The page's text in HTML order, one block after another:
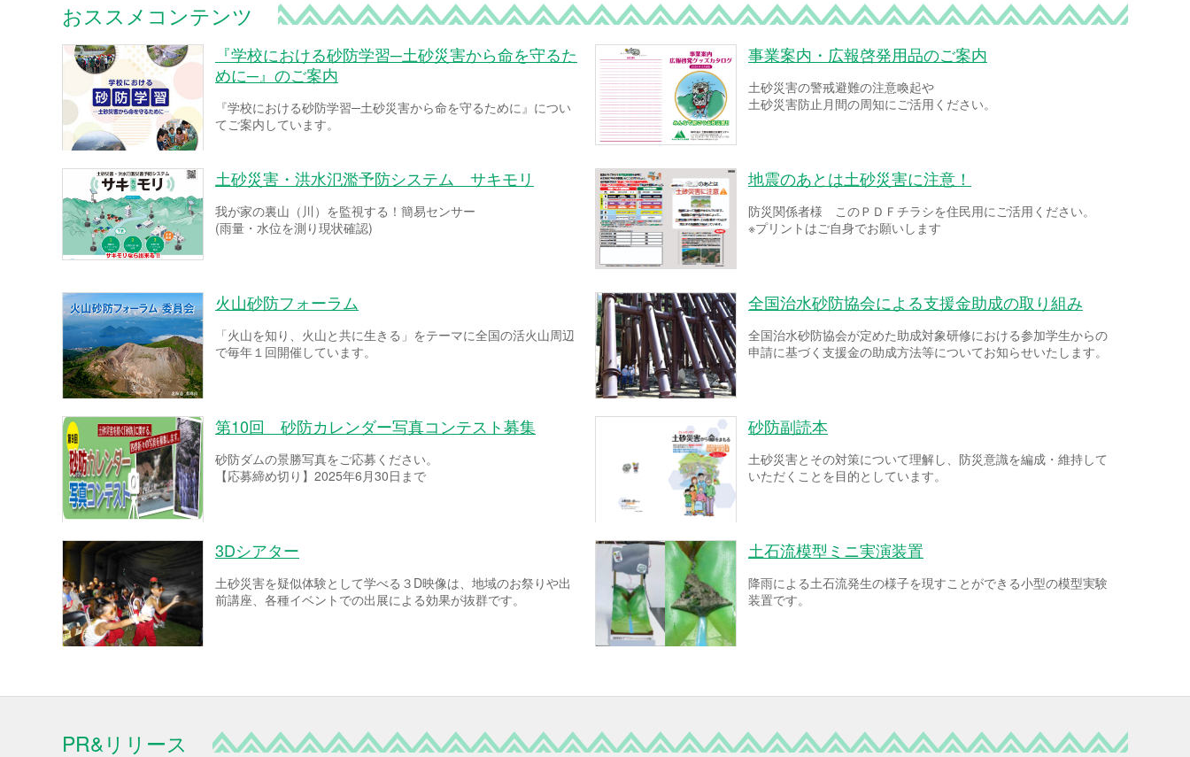
おススメコンテンツ
『学校における砂防学習─土砂災害から命を守るた
めに─』のご案内
『学校における砂防学習─土砂災害から命を守るために』につい
てご案内しています。
事業案内・広報啓発用品のご案内
土砂災害の警戒避難の注意喚起や
土砂災害防止月間の周知にご活用ください。
土砂災害・洪水氾濫予防システム サキモリ
我が家の裏山（川）を監視する！簡易センサー
(雨量・水位を測り現状確認)
地震のあとは土砂災害に注意！
防災関係者様 このＰＤＦチラシを住民用にご活用ください。
※プリントはご自身でお願いします
火山砂防フォーラム
「火山を知り、火山と共に生きる」をテーマに全国の活火山周辺
で毎年１回開催しています。
全国治水砂防協会による支援金助成の取り組み
全国治水砂防協会が定めた助成対象研修における参加学生からの
申請に基づく支援金の助成方法等についてお知らせいたします。
第10回 砂防カレンダー写真コンテスト募集
砂防ダムの景勝写真をご応募ください。
【応募締め切り】2025年6月30日まで
砂防副読本
土砂災害とその対策について理解し、防災意識を編成・維持して
いただくことを目的としています。
3Dシアター
土砂災害を疑似体験として学べる３D映像は、地域のお祭りや出
前講座、各種イベントでの出展による効果が抜群です。
土石流模型ミニ実演装置
降雨による土石流発生の様子を現すことができる小型の模型実験
装置です。
PR&リリース